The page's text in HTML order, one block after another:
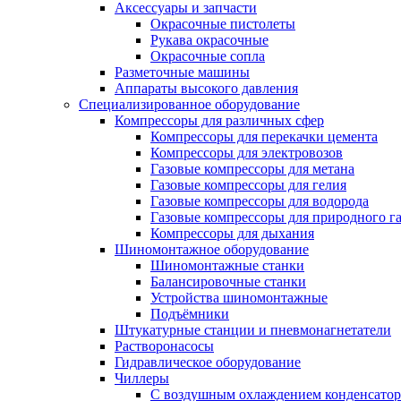
Аксессуары и запчасти
Окрасочные пистолеты
Рукава окрасочные
Окрасочные сопла
Разметочные машины
Аппараты высокого давления
Специализированное оборудование
Компрессоры для различных сфер
Компрессоры для перекачки цемента
Компрессоры для электровозов
Газовые компрессоры для метана
Газовые компрессоры для гелия
Газовые компрессоры для водорода
Газовые компрессоры для природного
Компрессоры для дыхания
Шиномонтажное оборудование
Шиномонтажные станки
Балансировочные станки
Устройства шиномонтажные
Подъёмники
Штукатурные станции и пневмонагнетатели
Растворонасосы
Гидравлическое оборудование
Чиллеры
С воздушным охлаждением